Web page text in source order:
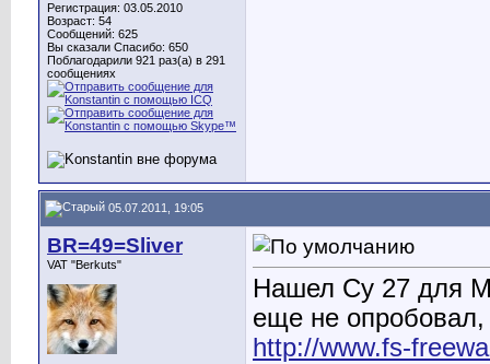
Регистрация: 03.05.2010
Возраст: 54
Сообщений: 625
Вы сказали Спасибо: 650
Поблагодарили 921 раз(а) в 291
сообщениях
05.07.2011, 19:05
BR=49=Sliver
VAT "Berkuts"
Нашел Су 27 для
еще не
http://www.fs-